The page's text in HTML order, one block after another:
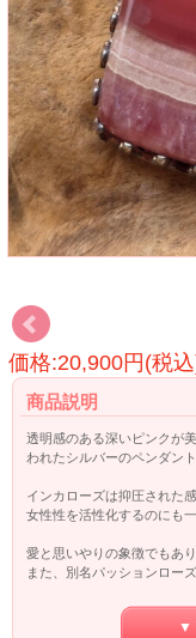
価格:20,900円(税
商品説明
透明感のある深いピンクが
われたシルバーのペンダン
インカローズは抑圧された
女性性を活性化するのにも
愛と思いやりの象徴でもあ
また、別名パッションロー
▼